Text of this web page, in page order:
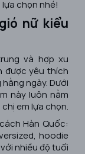
chọn nhé!
nữ kiểu
và hợp xu
được yêu thích
ngày. Dưới
này luôn nằm
em lựa chọn.
Hàn Quốc:
hoodie
nhiều độ tuổi